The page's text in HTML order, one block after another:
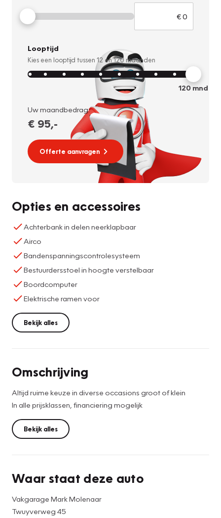
Looptijd
Kies een looptijd tussen 12 en120 maanden
120mnd
Uw maandbedrag:
€ 95,-
Offerte aanvragen
Opties en accessoires
Achterbank in delen neerklapbaar
Airco
Bandenspanningscontrolesysteem
Bestuurdersstoel in hoogte verstelbaar
Boordcomputer
Elektrische ramen voor
Bekijk alles
Omschrijving
Altijd ruime keuze in diverse occasions groot of klein
In alle prijsklassen, financiering mogelijk
Bekijk alles
Waar staat deze auto
Vakgarage Mark Molenaar
Twuyverweg 45